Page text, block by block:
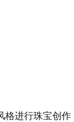
进行珠宝创